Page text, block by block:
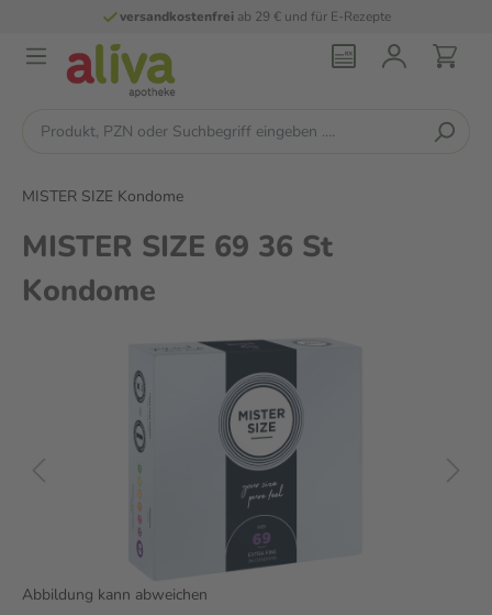
versandkostenfreiab 29 € und für E-Rezepte
MISTER SIZE Kondome
MISTER SIZE 69 36 St
Kondome
Abbildung kann abweichen